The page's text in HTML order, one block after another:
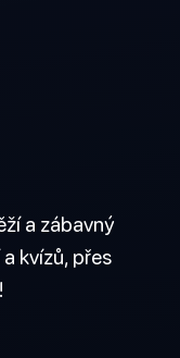
a zábavný
kvízů, přes